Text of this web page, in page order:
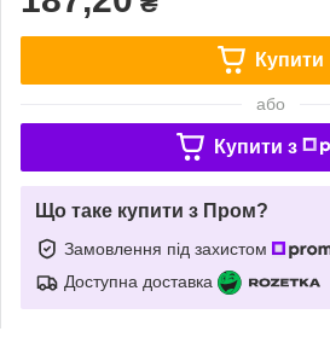
Купити
або
Купити з
Що таке купити з Пром?
Замовлення під захистом
Доступна доставка